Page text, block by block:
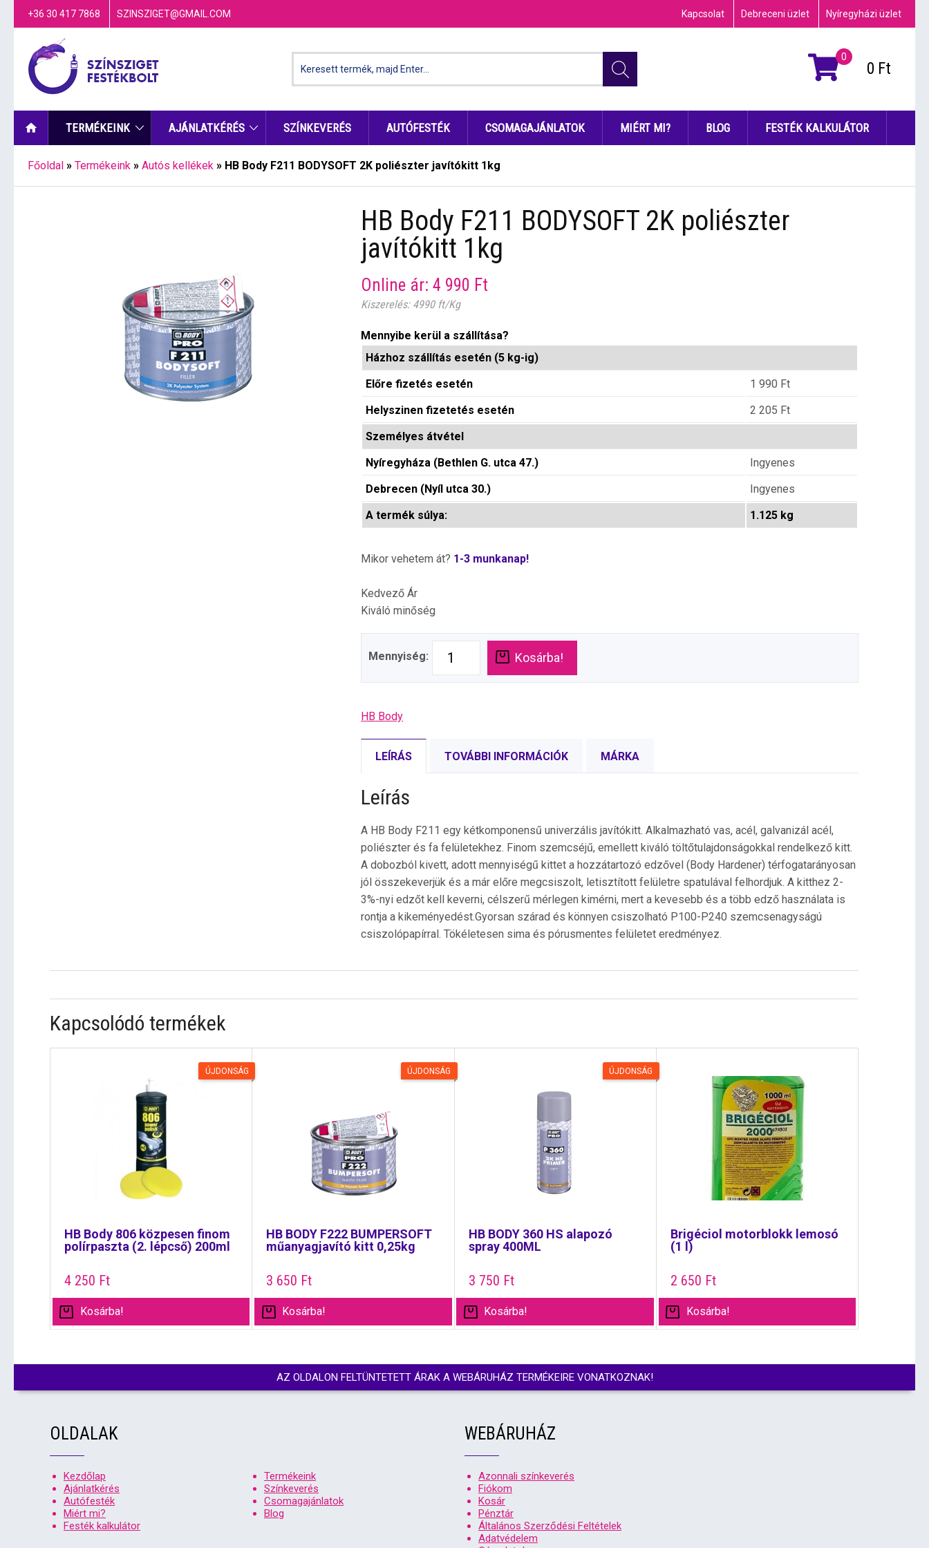
+36 30 417 7868 SZINSZIGET@GMAIL.COM Kapcsolat Debreceni üzlet Nyíregyházi üzlet
0
0 Ft
TERMÉKEINK AJÁNLATKÉRÉS SZÍNKEVERÉS AUTÓFESTÉK CSOMAGAJÁNLATOK MIÉRT MI? BLOG FESTÉK KALKULÁTOR
Főoldal » Termékeink » Autós kellékek » HB Body F211 BODYSOFT 2K poliészter javítókitt 1kg
HB Body F211 BODYSOFT 2K poliészter
javítókitt 1kg
Online ár: 4 990 Ft
Kiszerelés: 4990 ft/Kg
Mennyibe kerül a szállítása?
Házhoz szállítás esetén (5 kg-ig)
Előre fizetés esetén
1 990 Ft
Helyszinen fizetetés esetén
2 205 Ft
Személyes átvétel
Nyíregyháza (Bethlen G. utca 47.)
Ingyenes
Debrecen (Nyíl utca 30.)
Ingyenes
A termék súlya:
1.125 kg
Mikor vehetem át? 1-3 munkanap!
Kedvező Ár
Kiváló minőség
Mennyiség: Kosárba!
HB Body
LEÍRÁS TOVÁBBI INFORMÁCIÓK MÁRKA
Leírás
A HB Body F211 egy kétkomponensű univerzális javítókitt. Alkalmazható vas, acél, galvanizál acél,
poliészter és fa felületekhez. Finom szemcséjű, emellett kiváló töltőtulajdonságokkal rendelkező kitt.
A dobozból kivett, adott mennyiségű kittet a hozzátartozó edzővel (Body Hardener) térfogatarányosan
jól összekeverjük és a már előre megcsiszolt, letisztított felületre spatulával felhordjuk. A kitthez 2-
3%-nyi edzőt kell keverni, célszerű mérlegen kimérni, mert a kevesebb és a több edző használata is
rontja a kikeményedést.Gyorsan szárad és könnyen csiszolható P100-P240 szemcsenagyságú
csiszolópapírral. Tökéletesen sima és pórusmentes felületet eredményez.
Kapcsolódó termékek
ÚJDONSÁG
HB Body 806 közpesen finom
polírpaszta (2. lépcső) 200ml
4 250 Ft
Kosárba!
ÚJDONSÁG
HB BODY F222 BUMPERSOFT
műanyagjavító kitt 0,25kg
3 650 Ft
Kosárba!
ÚJDONSÁG
HB BODY 360 HS alapozó
spray 400ML
3 750 Ft
Kosárba!
Brigéciol motorblokk lemosó
(1 l)
2 650 Ft
Kosárba!
AZ OLDALON FELTÜNTETETT ÁRAK A WEBÁRUHÁZ TERMÉKEIRE VONATKOZNAK!
OLDALAK
Kezdőlap
Termékeink
Ajánlatkérés
Színkeverés
Autófesték
Csomagajánlatok
Miért mi?
Blog
Festék kalkulátor
WEBÁRUHÁZ
Azonnali színkeverés
Fiókom
Kosár
Pénztár
Általános Szerződési Feltételek
Adatvédelem